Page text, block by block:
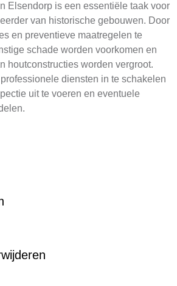
Elsendorp is een essentiële taak voor
van historische gebouwen. Door
en preventieve maatregelen te
schade worden voorkomen en
houtconstructies worden vergroot.
diensten in te schakelen
uit te voeren en eventuele